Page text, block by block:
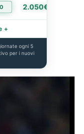
2.050€
+
ogni 5
per i nuovi